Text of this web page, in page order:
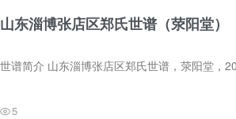
山东淄博张店区郑氏世谱（荥阳堂）
5